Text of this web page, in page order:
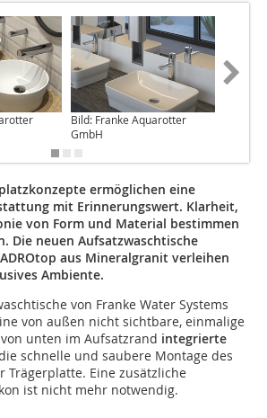
Bild: Franke Aquarotter
GmbH
ermöglichen eine
mit Erinnerungswert. Klarheit,
von Form und Material bestimmen
Die neuen Aufsatzwaschtische
aus Mineralgranit verleihen
Ambiente.
von Franke Water Systems
von außen nicht sichtbare, einmalige
unten im Aufsatzrand integrierte
schnelle und saubere Montage des
Trägerplatte. Eine zusätzliche
ist nicht mehr notwendig.